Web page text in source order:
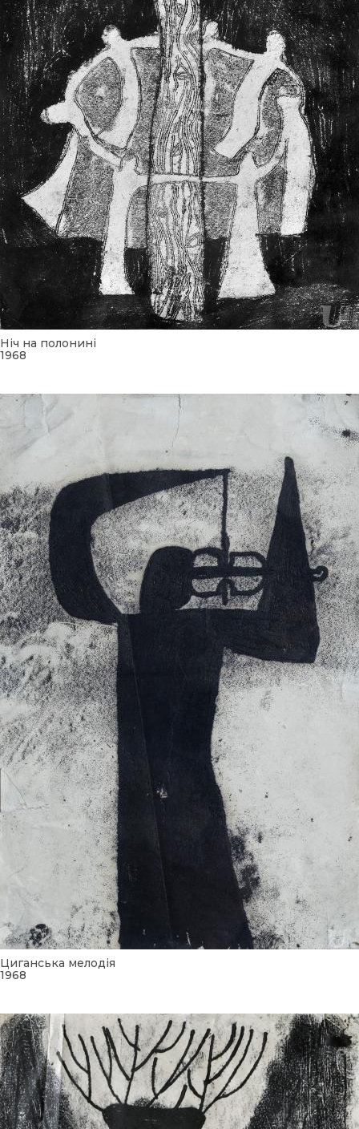
Ніч на полонині
1968
Циганська мелодія
1968